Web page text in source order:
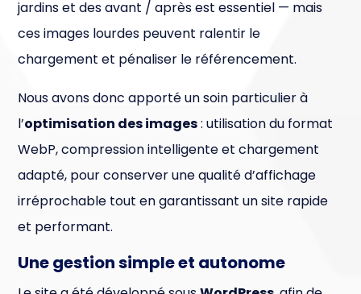
jardins et des avant / après est essentiel — mais
ces images lourdes peuvent ralentir le
chargement et pénaliser le référencement.
Nous avons donc apporté un soin particulier à
l’optimisation des images: utilisation du format
WebP, compression intelligente et chargement
adapté, pour conserver une qualité d’affichage
irréprochable tout en garantissant un site rapide
et performant.
Une gestion simple et autonome